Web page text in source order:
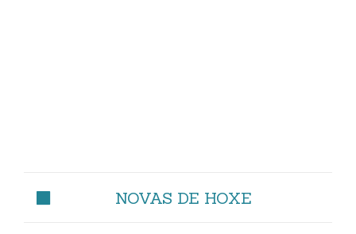
NOVAS DE HOXE